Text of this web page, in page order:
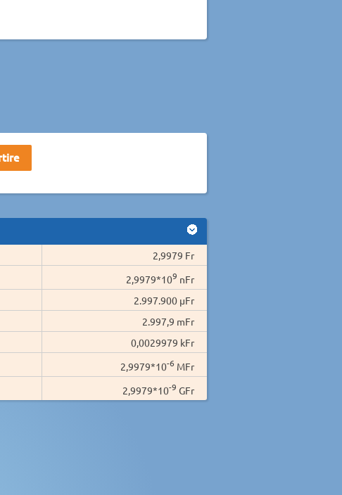
2,9979 Fr
2,9979*109 nFr
2.997.900 µFr
2.997,9 mFr
0,0029979 kFr
2,9979*10-6 MFr
2,9979*10-9 GFr